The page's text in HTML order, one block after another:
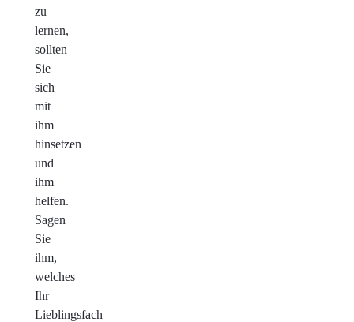
zu
lernen,
sollten
Sie
sich
mit
ihm
hinsetzen
und
ihm
helfen.
Sagen
Sie
ihm,
welches
Ihr
Lieblingsfach